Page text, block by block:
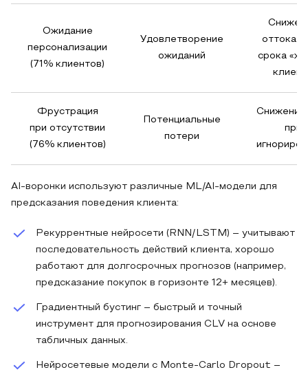
Ожидание
персонализации
(71% клиентов)
Удовлетворение
ожиданий
оттока,
срока
Фрустрация
при отсутствии
(76% клиентов)
Потенциальные
потери
Снижение
при
AI-воронки используют различные ML/AI-модели для
предсказания поведения клиента:
Рекуррентные нейросети (RNN/LSTM) – учитывают
последовательность действий клиента, хорошо
работают для долгосрочных прогнозов (например,
предсказание покупок в горизонте 12+ месяцев).
Градиентный бустинг – быстрый и точный
инструмент для прогнозирования CLV на основе
табличных данных.
Нейросетевые модели с Monte-Carlo Dropout –